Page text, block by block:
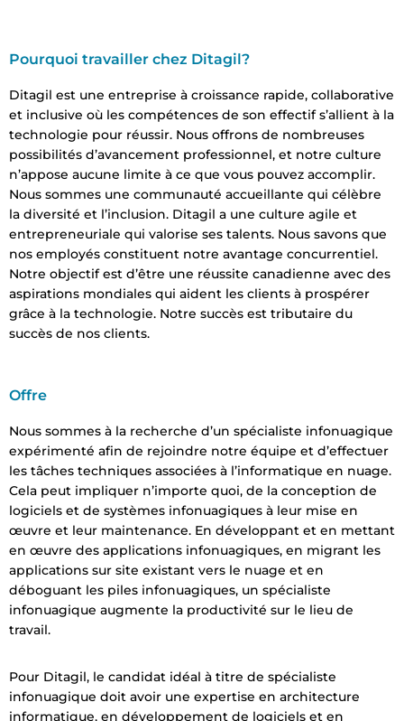
Pourquoi travailler chez Ditagil?
Ditagil est une entreprise à croissance rapide, collaborative
et inclusive où les compétences de son effectif s’allient à la
technologie pour réussir. Nous offrons de nombreuses
possibilités d’avancement professionnel, et notre culture
n’appose aucune limite à ce que vous pouvez accomplir.
Nous sommes une communauté accueillante qui célèbre
la diversité et l’inclusion. Ditagil a une culture agile et
entrepreneuriale qui valorise ses talents. Nous savons que
nos employés constituent notre avantage concurrentiel.
Notre objectif est d’être une réussite canadienne avec des
aspirations mondiales qui aident les clients à prospérer
grâce à la technologie. Notre succès est tributaire du
succès de nos clients.
Offre
Nous sommes à la recherche d’un spécialiste infonuagique
expérimenté afin de rejoindre notre équipe et d’effectuer
les tâches techniques associées à l’informatique en nuage.
Cela peut impliquer n’importe quoi, de la conception de
logiciels et de systèmes infonuagiques à leur mise en
œuvre et leur maintenance. En développant et en mettant
en œuvre des applications infonuagiques, en migrant les
applications sur site existant vers le nuage et en
déboguant les piles infonuagiques, un spécialiste
infonuagique augmente la productivité sur le lieu de
travail.
Pour Ditagil, le candidat idéal à titre de spécialiste
infonuagique doit avoir une expertise en architecture
informatique, en développement de logiciels et en